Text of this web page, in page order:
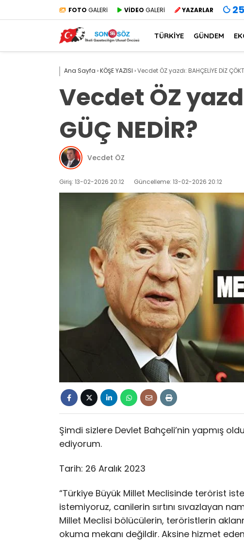
FOTO GALERİ VİDEO GALERİ YAZARLAR
TÜRKİYE GÜNDEM
Ana Sayfa ›KÖŞE YAZISI ›Vecdet ÖZ yazdı: BAHÇELİYE DİZ
Vecdet ÖZ
GÜÇ NEDİR?
Vecdet ÖZ
Giriş: 13-02-2026 20:12 Güncelleme: 13-02-2026 20:12
Şimdi sizlere Devlet Bahçeli’nin yapmış
ediyorum.
Tarih: 26 Aralık 2023
“Türkiye Büyük Millet Meclisinde terörist
istemiyoruz, canilerin sırtını sıvazlayan
Millet Meclisi bölücülerin, teröristlerin
okuma mekanı değildir. Aksine hizmet